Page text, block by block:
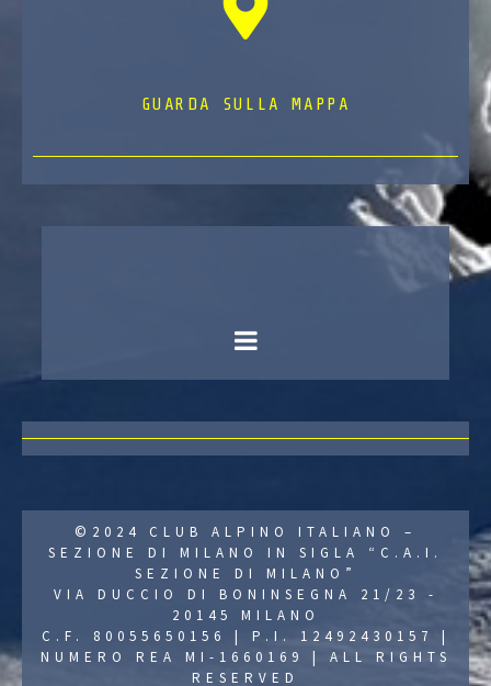
GUARDA SULLA MAPPA
©2024 CLUB ALPINO ITALIANO –
SEZIONE DI MILANO IN SIGLA “C.A.I.
SEZIONE DI MILANO”
VIA DUCCIO DI BONINSEGNA 21/23 -
20145 MILANO
C.F. 80055650156 | P.I. 12492430157 |
NUMERO REA MI-1660169 | ALL RIGHTS
RESERVED